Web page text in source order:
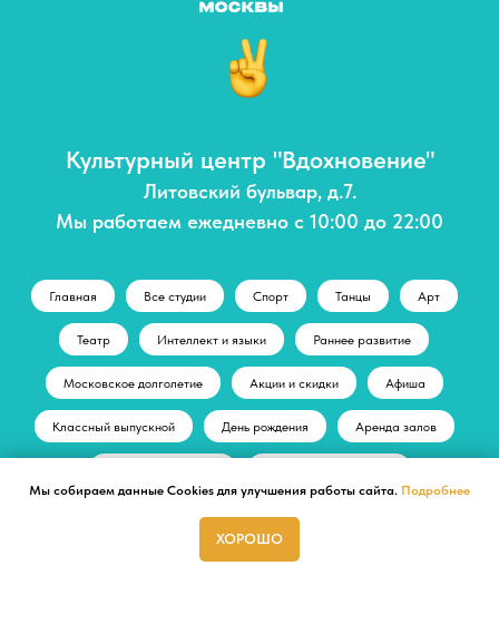
Мы собираем данные Cookies для улучшения работы сайта. Подробнее
ХОРОШО
СТУДИИ АФИША
Культурный центр "Вдохновение"
Литовский бульвар, д.7.
Мы работаем ежедневно с 10:00 до 22:00
Главная Все студии Спорт Танцы Арт
Театр Интеллект и языки Раннее развитие
Московское долголетие Акции и скидки Афиша
Классный выпускной День рождения Аренда залов